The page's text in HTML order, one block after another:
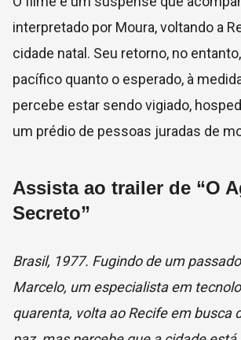
interpretado por Moura, voltando a
cidade natal. Seu retorno, no
pacífico quanto o esperado, à
percebe estar sendo vigiado,
um prédio de pessoas juradas de
Assista ao trailer de “O
Secreto”
Brasil, 1977. Fugindo de um
Marcelo, um especialista em
quarenta, volta ao Recife em busca